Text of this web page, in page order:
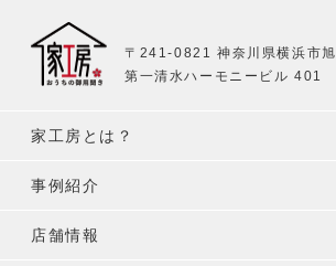
〒241-0821 神奈川県横浜市
第一清水ハーモニービル 401
家工房とは？
事例紹介
店舗情報